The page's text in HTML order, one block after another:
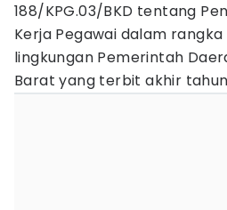
188/KPG.03/BKD tentang
Kerja Pegawai dalam
lingkungan Pemerintah
Barat yang terbit akhir